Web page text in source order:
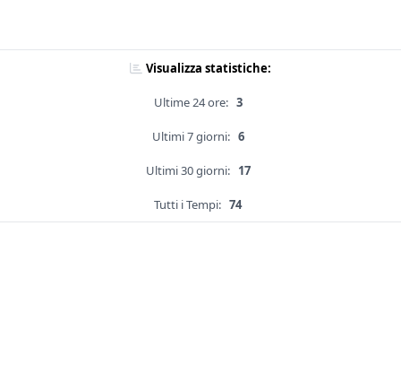
Visualizza statistiche:
Ultime 24 ore: 3
Ultimi 7 giorni: 6
Ultimi 30 giorni: 17
Tutti i Tempi: 74